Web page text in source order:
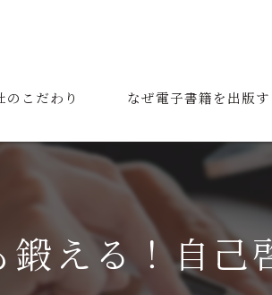
のこだわり
拶
なぜ電子書籍を出版す
える！自己